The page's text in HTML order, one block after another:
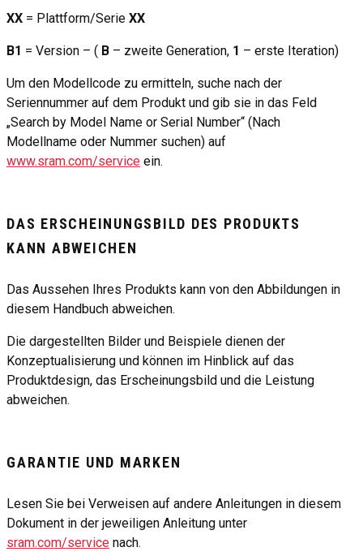
XX = Plattform/Serie XX
B1 = Version – ( B – zweite Generation, 1 – erste Iteration)
Um den Modellcode zu ermitteln, suche nach der
Seriennummer auf dem Produkt und gib sie in das Feld
„Search by Model Name or Serial Number“ (Nach
Modellname oder Nummer suchen) auf
www.sram.com/service ein.
DAS ERSCHEINUNGSBILD DES PRODUKTS
KANN ABWEICHEN
Das Aussehen Ihres Produkts kann von den Abbildungen in
diesem Handbuch abweichen.
Die dargestellten Bilder und Beispiele dienen der
Konzeptualisierung und können im Hinblick auf das
Produktdesign, das Erscheinungsbild und die Leistung
abweichen.
GARANTIE UND MARKEN
Lesen Sie bei Verweisen auf andere Anleitungen in diesem
Dokument in der jeweiligen Anleitung unter
sram.com/service nach.